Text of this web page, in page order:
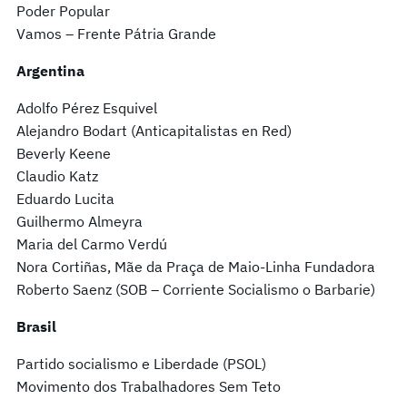
Poder Popular
Vamos – Frente Pátria Grande
Argentina
Adolfo Pérez Esquivel
Alejandro Bodart (Anticapitalistas en Red)
Beverly Keene
Claudio Katz
Eduardo Lucita
Guilhermo Almeyra
Maria del Carmo Verdú
Nora Cortiñas, Mãe da Praça de Maio-Linha Fundadora
Roberto Saenz (SOB – Corriente Socialismo o Barbarie)
Brasil
Partido socialismo e Liberdade (PSOL)
Movimento dos Trabalhadores Sem Teto